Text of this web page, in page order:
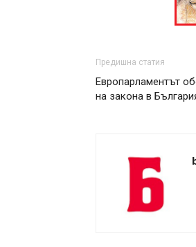
Предишна статия
Европарламентът
на закона в